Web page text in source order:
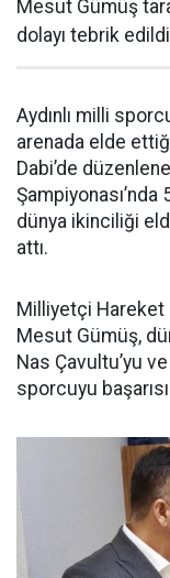
Mesut Gümüş
dolayı tebrik
Aydınlı milli
arenada elde
Dabi’de
dünya ikinciliği
attı.
Milliyetçi Hareket
Mesut Gümüş,
Nas Çavultu’yu
sporcuyu